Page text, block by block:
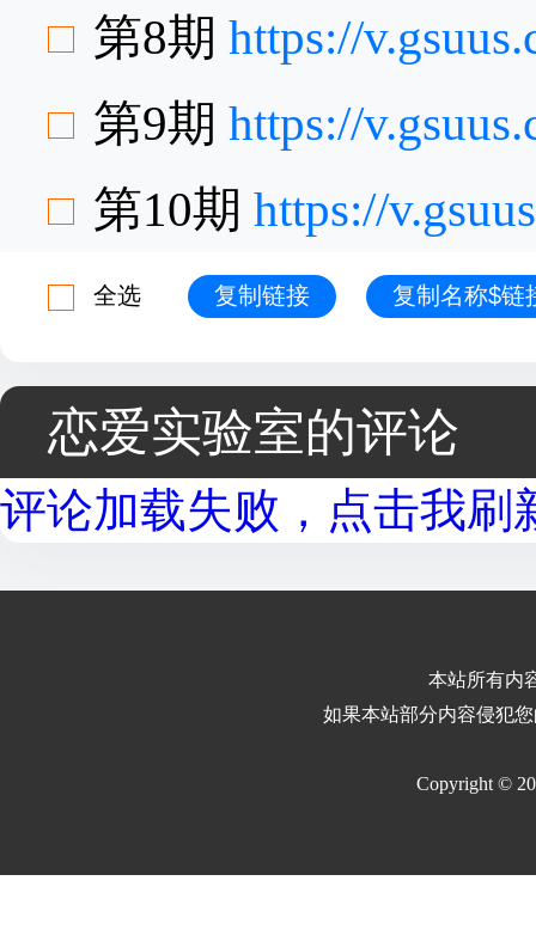
第8期 https://
第9期 https://
第10期 https://
全选 复制链接 复制名称$链
恋爱实验室的评论
评论加载失败，点击我刷
本站所有内
如果本站部分内容侵犯
Copyright ©